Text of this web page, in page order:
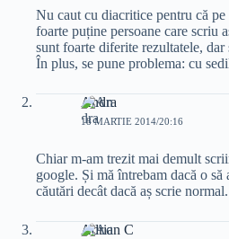
Nu caut cu diacritice pentru că
foarte puține persoane care scriu
sunt foarte diferite rezultatele, dar
În plus, se pune problema: cu
Andra
18 MARTIE 2014/20:16
Chiar m-am trezit mai demult
google. Și mă întrebam dacă o
căutări decât dacă aș scrie normal.
Adrian C